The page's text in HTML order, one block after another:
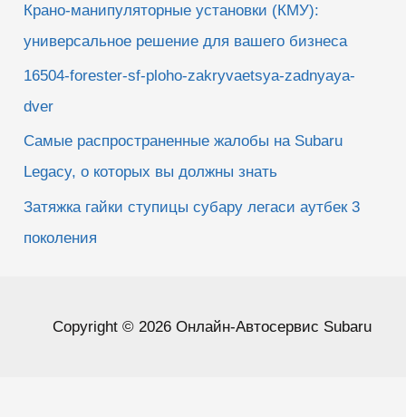
Крано-манипуляторные установки (КМУ):
универсальное решение для вашего бизнеса
16504-forester-sf-ploho-zakryvaetsya-zadnyaya-
dver
Самые распространенные жалобы на Subaru
Legacy, о которых вы должны знать
Затяжка гайки ступицы субару легаси аутбек 3
поколения
Copyright © 2026 Онлайн-Автосервис Subaru